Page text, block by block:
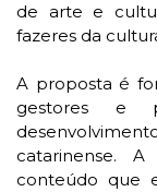
de arte e
fazeres da
A proposta é
gestores e
catarinense.
conteúdo que